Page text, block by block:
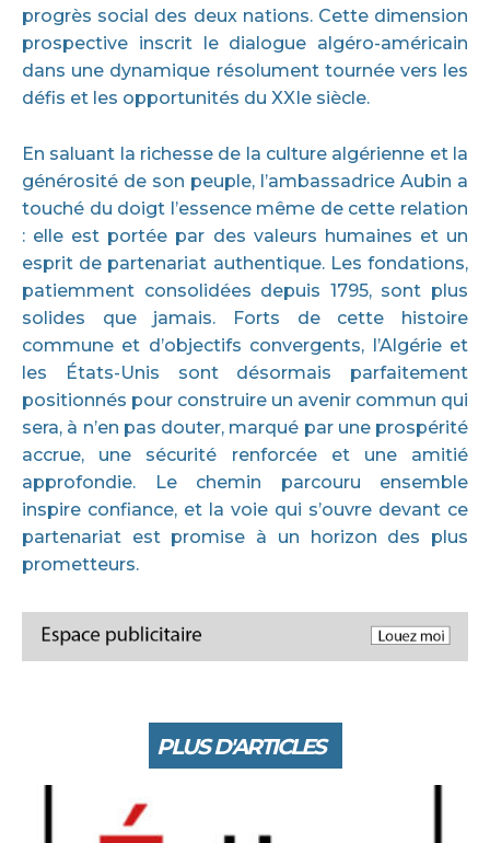
progrès social des deux nations. Cette dimension
prospective inscrit le dialogue algéro-américain
dans une dynamique résolument tournée vers les
défis et les opportunités du XXIe siècle.
En saluant la richesse de la culture algérienne et la
générosité de son peuple, l’ambassadrice Aubin a
touché du doigt l’essence même de cette relation
: elle est portée par des valeurs humaines et un
esprit de partenariat authentique. Les fondations,
patiemment consolidées depuis 1795, sont plus
solides que jamais. Forts de cette histoire
commune et d’objectifs convergents, l’Algérie et
les États-Unis sont désormais parfaitement
positionnés pour construire un avenir commun qui
sera, à n’en pas douter, marqué par une prospérité
accrue, une sécurité renforcée et une amitié
approfondie. Le chemin parcouru ensemble
inspire confiance, et la voie qui s’ouvre devant ce
partenariat est promise à un horizon des plus
prometteurs.
PLUS D'ARTICLES